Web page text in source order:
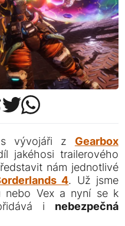
vývojáři z Gearbox
jakéhosi trailerového
nám jednotlivé
4. Už jsme
nebo Vex a nyní se k
i nebezpečná